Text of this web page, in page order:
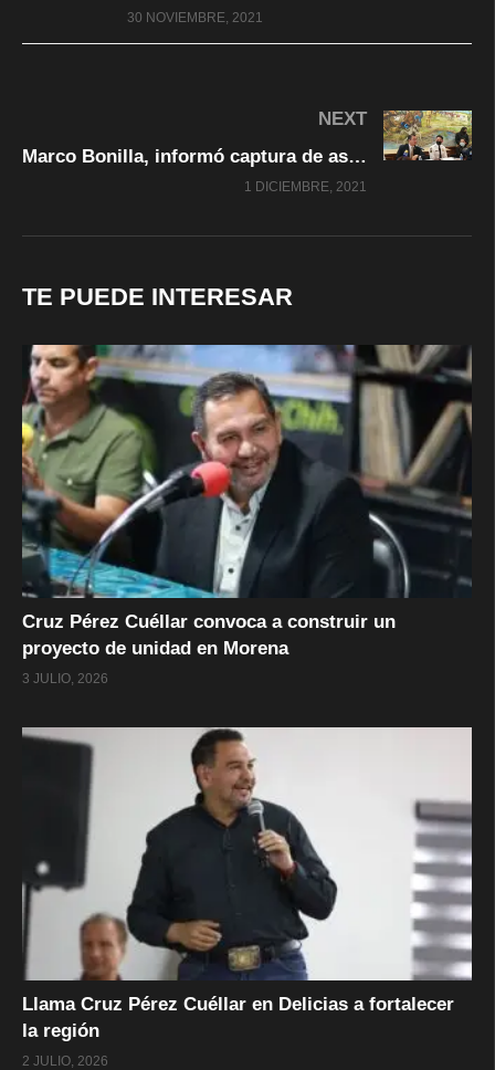
30 NOVIEMBRE, 2021
NEXT
Marco Bonilla, informó captura de asaltantes en menos de 48 horas; “Aquí quien la hace, la paga”
1 DICIEMBRE, 2021
TE PUEDE INTERESAR
Cruz Pérez Cuéllar convoca a construir un
proyecto de unidad en Morena
3 JULIO, 2026
Llama Cruz Pérez Cuéllar en Delicias a fortalecer
la región
2 JULIO, 2026